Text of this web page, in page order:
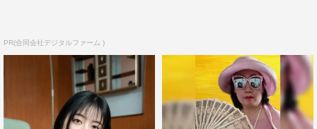
PR(合同会社デジタルファーム )